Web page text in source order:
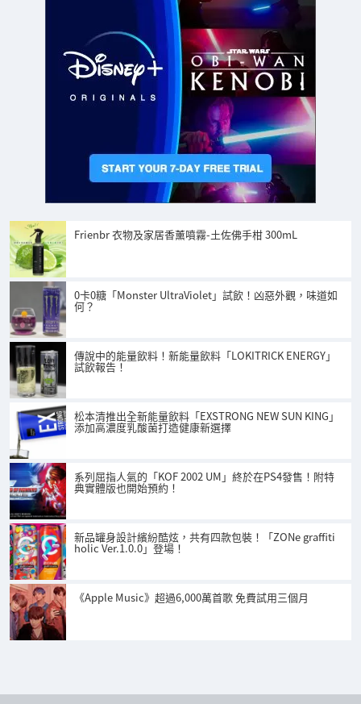
Frienbr 衣物及家居香薰噴霧-土佐佛手柑 300mL
0卡0糖「Monster UltraViolet」試飲！凶惡外觀，味道如
何？
傳說中的能量飲料！新能量飲料「LOKITRICK ENERGY」
試飲報告！
松本清推出全新能量飲料「EXSTRONG NEW SUN KING」
添加高濃度乳酸菌打造健康新選擇
系列屈指人氣的「KOF 2002 UM」終於在PS4發售！附特
典實體版也開始預約！
新品罐身設計繽紛酷炫，共有四款包裝！「ZONe graffiti
holic Ver.1.0.0」登場！
《Apple Music》超過6,000萬首歌 免費試用三個月